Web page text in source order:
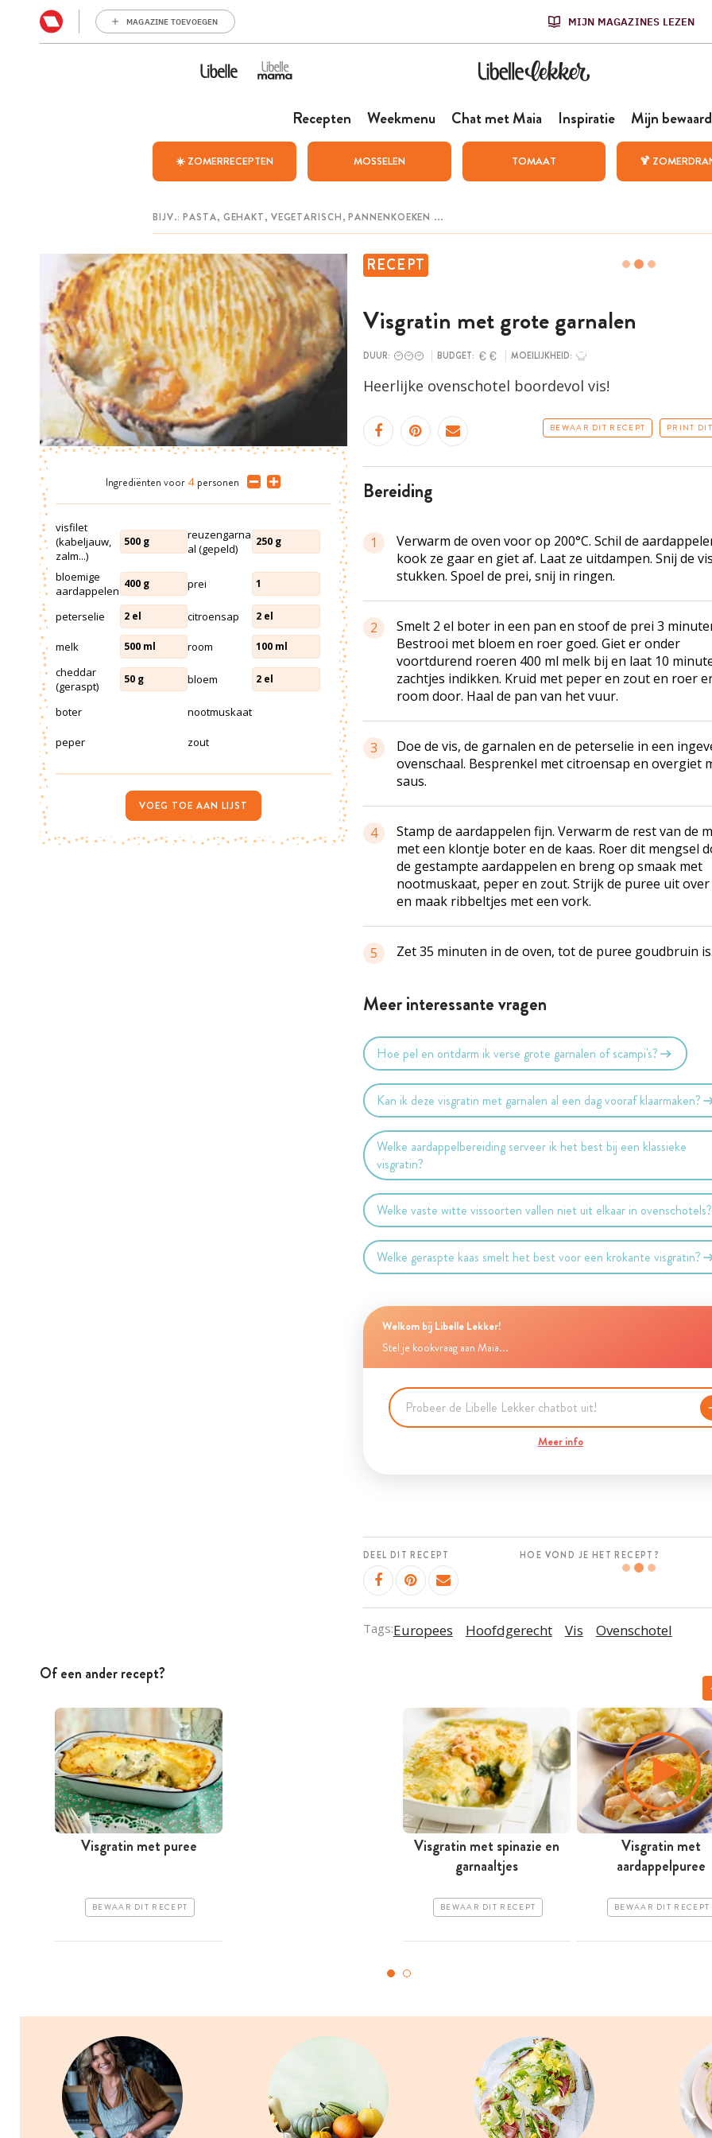
MAGAZINE TOEVOEGEN MIJN MAGAZINES LEZEN
Recepten Weekmenu Chat met Maia Inspiratie Mijn
☀️ ZOMERRECEPTEN MOSSELEN TOMAAT 🍹
RECEPT
Visgratin met grote garnalen
DUUR: BUDGET: MOEILIJKHEID:
Heerlijke ovenschotel boordevol vis!
BEWAAR DIT RECEPT PRINT
bereiding
1
Verwarm de oven voor op 200°C. Schil de
kook ze gaar en giet af. Laat ze uitdampen. Snij de
stukken. Spoel de prei, snij in ringen.
2
Smelt 2 el boter in een pan en stoof de prei 3
Bestrooi met bloem en roer goed. Giet er onder
voortdurend roeren 400 ml melk bij en laat 10
zachtjes indikken. Kruid met peper en zout en roer
room door. Haal de pan van het vuur.
3
Doe de vis, de garnalen en de peterselie in een
ovenschaal. Besprenkel met citroensap en overgiet
saus.
4
Stamp de aardappelen fijn. Verwarm de rest van de
met een klontje boter en de kaas. Roer dit mengsel
de gestampte aardappelen en breng op smaak met
nootmuskaat, peper en zout. Strijk de puree uit over
en maak ribbeltjes met een vork.
5 Zet 35 minuten in de oven, tot de puree goudbruin
Meer interessante vragen
Hoe pel en ontdarm ik verse grote garnalen of scampi's?
Kan ik deze visgratin met garnalen al een dag vooraf klaarmaken?
Welke aardappelbereiding serveer ik het best bij een klassieke
visgratin?
Welke vaste witte vissoorten vallen niet uit elkaar in ovenschotels?
Welke geraspte kaas smelt het best voor een krokante visgratin?
Welkom bij Libelle Lekker!
Stel je kookvraag aan Maia...
Meer info
DEEL DIT RECEPT HOE VOND JE HET RECEPT?
Tags:Europees Hoofdgerecht Vis Ovenschotel
Ingrediënten voor 4 personen
visfilet
(kabeljauw,
zalm...)
500 g
reuzengarna
al (gepeld)
250 g
bloemige
aardappelen 400 g prei 1
peterselie 2 el citroensap 2 el
melk 500 ml room 100 ml
cheddar
(geraspt)
50 g bloem 2 el
boter nootmuskaat
peper zout
VOEG TOE AAN LIJST
Of een ander recept?
Visgratin met puree
BEWAAR DIT RECEPT
Visgratin met spinazie en
garnaaltjes
BEWAAR DIT RECEPT
Visgratin met
aardappelpuree
BEWAAR DIT RECEPT